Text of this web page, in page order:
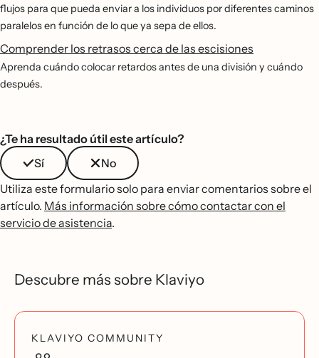
flujos para que pueda enviar a los individuos por diferentes caminos
paralelos en función de lo que ya sepa de ellos.
Comprender los retrasos cerca de las escisiones
Aprenda cuándo colocar retardos antes de una división y cuándo
después.
¿Te ha resultado útil este artículo?
Sí
No
Utiliza este formulario solo para enviar comentarios sobre el
artículo. Más información sobre cómo contactar con el
servicio de asistencia.
Descubre más sobre Klaviyo
KLAVIYO COMMUNITY